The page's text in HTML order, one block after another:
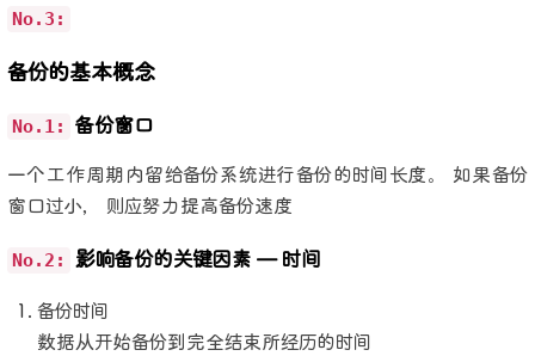
No.3:
备份的基本概念
No.1: 备份窗口
一个工作周期内留给备份系统进行备份的时间长度。 如果备份
窗口过小， 则应努力提高备份速度
No.2: 影响备份的关键因素 — 时间
备份时间
数据从开始备份到完全结束所经历的时间